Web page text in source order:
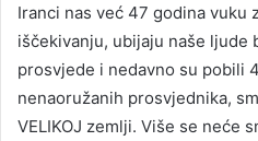
Iranci nas već 47 godina vuku
iščekivanju, ubijaju naše ljude
prosvjede i nedavno su pobili
nenaoružanih prosvjednika,
VELIKOJ zemlji. Više se neće